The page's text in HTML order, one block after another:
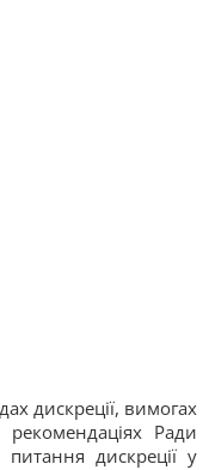
дискреції, вимогах
рекомендаціях Ради
дискреції у